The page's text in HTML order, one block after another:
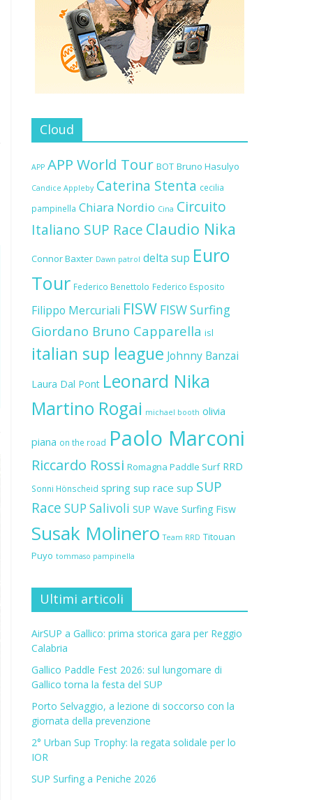
Cloud
APP APP World Tour BOT Bruno Hasulyo
Candice Appleby Caterina Stenta cecilia
pampinella Chiara Nordio Cina Circuito
Italiano SUP Race Claudio Nika
Connor Baxter Dawn patrol delta sup Euro
Tour Federico Benettolo Federico Esposito
Filippo Mercuriali FISW FISW Surfing
Giordano Bruno Capparella isl
italian sup league Johnny Banzai
Laura Dal Pont Leonard Nika
Martino Rogai michael booth olivia
piana on the road Paolo Marconi
Riccardo Rossi Romagna Paddle Surf RRD
Sonni Hönscheid spring sup race sup SUP
Race SUP Salivoli SUP Wave Surfing Fisw
Susak Molinero Team RRD Titouan
Puyo tommaso pampinella
Ultimi articoli
AirSUP a Gallico: prima storica gara per Reggio
Calabria
Gallico Paddle Fest 2026: sul lungomare di
Gallico torna la festa del SUP
Porto Selvaggio, a lezione di soccorso con la
giornata della prevenzione
2° Urban Sup Trophy: la regata solidale per lo
IOR
SUP Surfing a Peniche 2026